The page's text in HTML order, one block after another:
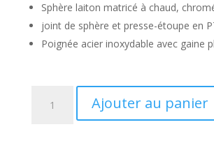
Sphère laiton matricé à chaud,
joint de sphère et presse-étoupe en
Poignée acier inoxydable avec gaine
Ajouter au panier